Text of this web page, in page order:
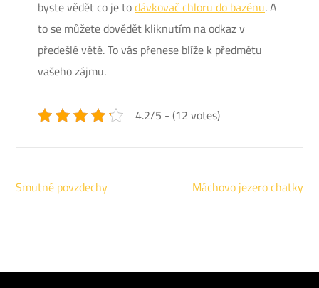
byste vědět co je todávkovač chloru do bazénu. A
to se můžete dovědět kliknutím na odkaz v
předešlé větě. To vás přenese blíže k předmětu
vašeho zájmu.
4.2/5 - (12 votes)
Navigace
Smutné povzdechy Máchovo jezero chatky